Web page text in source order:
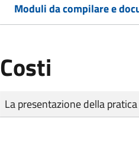
Moduli da compilare e
Costi
Tipo di pagamento
Importo
La presentazione della